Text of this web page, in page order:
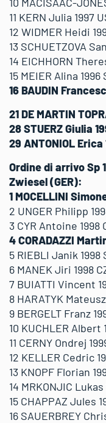
11 KERN Julia 1997
12 WIDMER Heidi
13 SCHUETZOVA
14 EICHHORN
15 MEIER Alina 1996
16 BAUDIN
21 DE MARTIN
28 STUERZ Giulia
29 ANTONIOL Erica
Ordine di arrivo Sp
Zwiesel (GER):
1 MOCELLINI
2 UNGER Philipp
3 CYR Antoine 1998
4 CORADAZZI
5 RIEBLI Janik 1998
6 MANEK Jiri 1998
7 BUIATTI Vincent
8 HARATYK Mateusz
9 BERGELT Franz
10 KUCHLER Albert
11 CERNY Ondrej
12 KELLER Cedric
13 KNOPF Florian
14 MRKONJIC Lukas
15 CHAPPAZ Jules
16 SAUERBREY